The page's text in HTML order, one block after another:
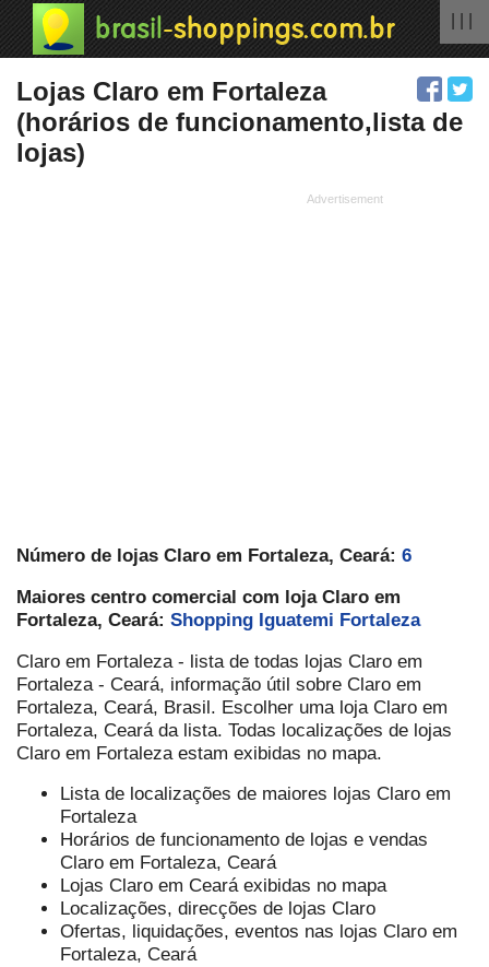
Lojas Claro em Fortaleza
(horários de funcionamento,lista de
lojas)
Número de lojas Claro em Fortaleza, Ceará: 6
Maiores centro comercial com loja Claro em
Fortaleza, Ceará: Shopping Iguatemi Fortaleza
Claro em Fortaleza - lista de todas lojas Claro em
Fortaleza - Ceará, informação útil sobre Claro em
Fortaleza, Ceará, Brasil. Escolher uma loja Claro em
Fortaleza, Ceará da lista. Todas localizações de lojas
Claro em Fortaleza estam exibidas no mapa.
Lista de localizações de maiores lojas Claro em
Fortaleza
Horários de funcionamento de lojas e vendas
Claro em Fortaleza, Ceará
Lojas Claro em Ceará exibidas no mapa
Localizações, direcções de lojas Claro
Ofertas, liquidações, eventos nas lojas Claro em
Fortaleza, Ceará